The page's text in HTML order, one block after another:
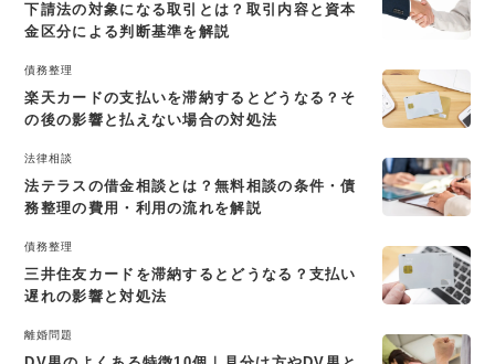
下請法の対象になる取引とは？取引内容と資本
金区分による判断基準を解説
債務整理
楽天カードの支払いを滞納するとどうなる？そ
の後の影響と払えない場合の対処法
法律相談
法テラスの借金相談とは？無料相談の条件・債
務整理の費用・利用の流れを解説
債務整理
三井住友カードを滞納するとどうなる？支払い
遅れの影響と対処法
離婚問題